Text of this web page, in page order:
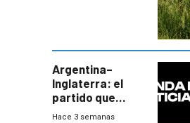
departamental
Argentina–
Inglaterra: el
partido que
nunca termina
Hace 3 semanas